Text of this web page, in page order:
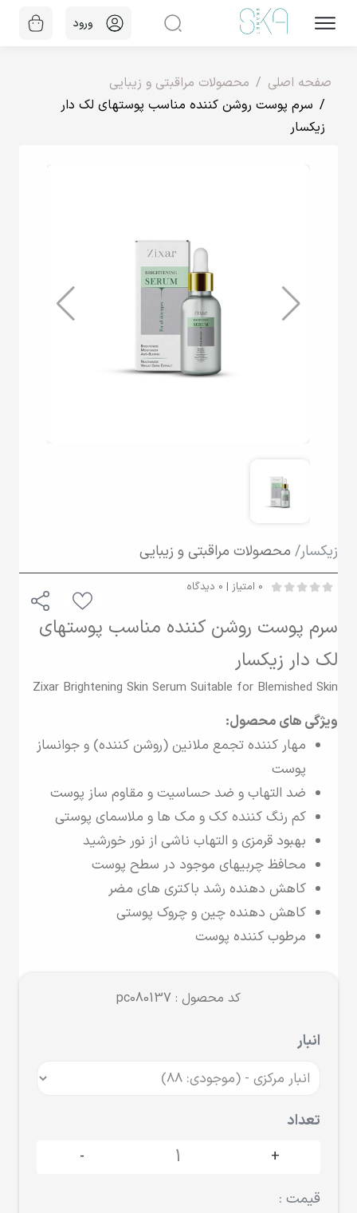
ورود
صفحه اصلی
محصولات مراقبتی و زیبایی
سرم پوست روشن کننده مناسب پوستهای لک دار
زیکسار
زیکسار/ محصولات مراقبتی و زیبایی
0 امتیاز | 0 دیدگاه
سرم پوست روشن کننده مناسب پوستهای
لک دار زیکسار
Zixar Brightening Skin Serum Suitable for Blemished Skin
ویژگی های محصول:
مهار کننده تجمع ملانین (روشن کننده) و جوانساز
پوست
ضد التهاب و ضد حساسیت و مقاوم ساز پوست
کم رنگ کننده کک و مک ها و ملاسمای پوستی
بهبود قرمزی و التهاب ناشی از نور خورشید
محافظ چربیهای موجود در سطح پوست
کاهش دهنده رشد باکتری های مضر
کاهش دهنده چین و چروک پوستی
مرطوب کننده پوست
کد محصول : pc080137
انبار
تعداد
+
-
قیمت :